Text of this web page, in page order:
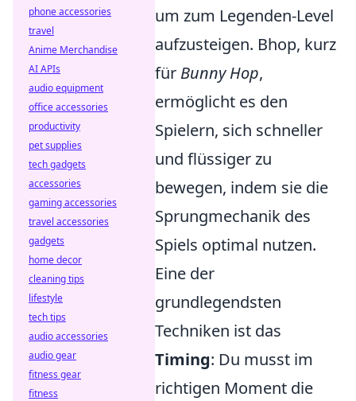
um zum Legenden-Level
aufzusteigen. Bhop, kurz
für Bunny Hop,
ermöglicht es den
Spielern, sich schneller
und flüssiger zu
bewegen, indem sie die
Sprungmechanik des
Spiels optimal nutzen.
Eine der
grundlegendsten
Techniken ist das
Timing: Du musst im
richtigen Moment die
phone accessories
travel
Anime Merchandise
AI APIs
audio equipment
office accessories
productivity
pet supplies
tech gadgets
accessories
gaming accessories
travel accessories
gadgets
home decor
cleaning tips
lifestyle
tech tips
audio accessories
audio gear
fitness gear
fitness